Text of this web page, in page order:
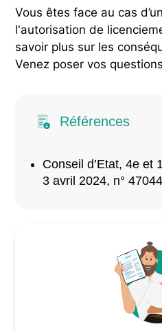
Vous êtes face au cas
l'autorisation de
savoir plus sur les
Venez poser vos
Références
Conseil d’Etat, 4e et
3 avril 2024, n°